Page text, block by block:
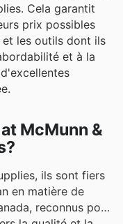
Cela garantit
prix possibles
les outils dont ils
et à la
McMunn &
ils sont fiers
en matière de
reconnus pour